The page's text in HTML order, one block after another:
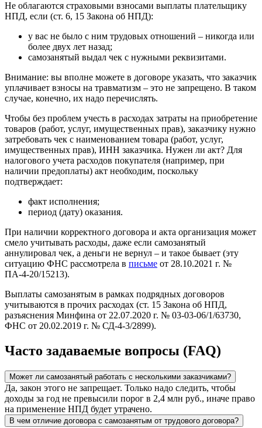
Не облагаются страховыми взносами выплаты плательщику
НПД, если (ст. 6, 15 Закона об НПД):
у вас не было с ним трудовых отношений – никогда или
более двух лет назад;
самозанятый выдал чек с нужными реквизитами.
Внимание: вы вполне можете в договоре указать, что заказчик
уплачивает взносы на травматизм – это не запрещено. В таком
случае, конечно, их надо перечислять.
Чтобы без проблем учесть в расходах затраты на приобретение
товаров (работ, услуг, имущественных прав), заказчику нужно
затребовать чек с наименованием товара (работ, услуг,
имущественных прав), ИНН заказчика. Нужен ли акт? Для
налогового учета расходов покупателя (например, при
наличии предоплаты) акт необходим, поскольку
подтверждает:
факт исполнения;
период (дату) оказания.
При наличии корректного договора и акта организация может
смело учитывать расходы, даже если самозанятый
аннулировал чек, а деньги не вернул – и такое бывает (эту
ситуацию ФНС рассмотрела в письме от 28.10.2021 г. №
ПА-4-20/15213).
Выплаты самозанятым в рамках подрядных договоров
учитываются в прочих расходах (ст. 15 Закона об НПД,
разъяснения Минфина от 22.07.2020 г. № 03-03-06/1/63730,
ФНС от 20.02.2019 г. № СД-4-3/2899).
Часто задаваемые вопросы (FAQ)
Может ли самозанятый работать с несколькими заказчиками?
Да, закон этого не запрещает. Только надо следить, чтобы
доходы за год не превысили порог в 2,4 млн руб., иначе право
на применение НПД будет утрачено.
В чем отличие договора с самозанятым от трудового договора?